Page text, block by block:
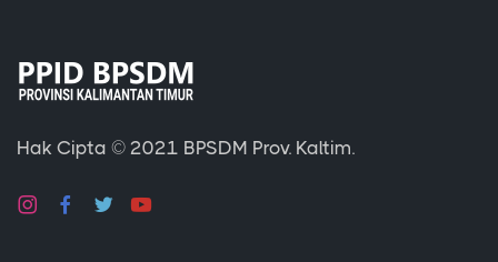
Hak Cipta © 2021 BPSDM Prov. Kaltim.